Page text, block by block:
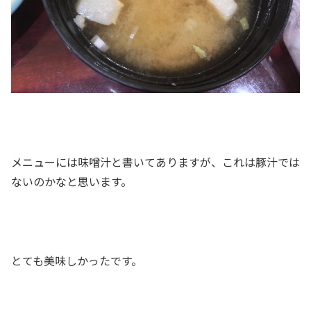
メニューには味噌汁と書いてありますが、これは豚汁では
ないのかなと思います。
とても美味しかったです。